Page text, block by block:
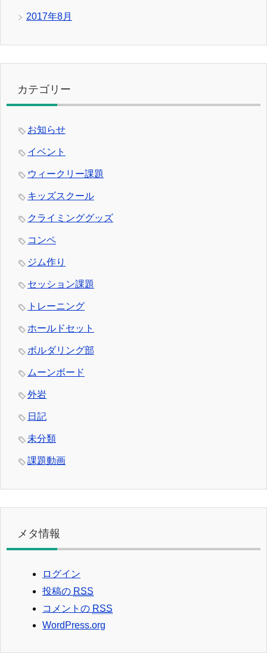
2017年8月
カテゴリー
お知らせ
イベント
ウィークリー課題
キッズスクール
クライミンググッズ
コンペ
ジム作り
セッション課題
トレーニング
ホールドセット
ボルダリング部
ムーンボード
外岩
日記
未分類
課題動画
メタ情報
ログイン
投稿の RSS
コメントの RSS
WordPress.org